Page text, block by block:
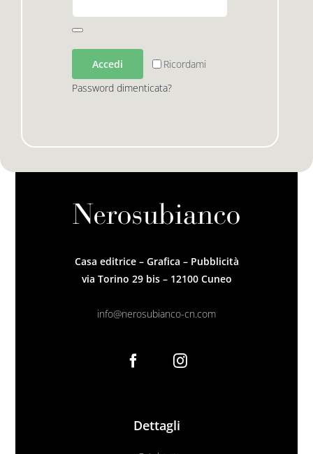
i fuori collana
Premio letterario Giallovalle
il tuo carrello
for:
Ricordami
Accedi
Password dimenticata?
Casa editrice – Grafica – Pubblicità
via Torino 29 bis – 12100 Cuneo
info@nerosubianco-cn.com
Dettagli